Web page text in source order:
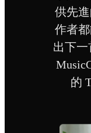
供先
作者
出下一
的